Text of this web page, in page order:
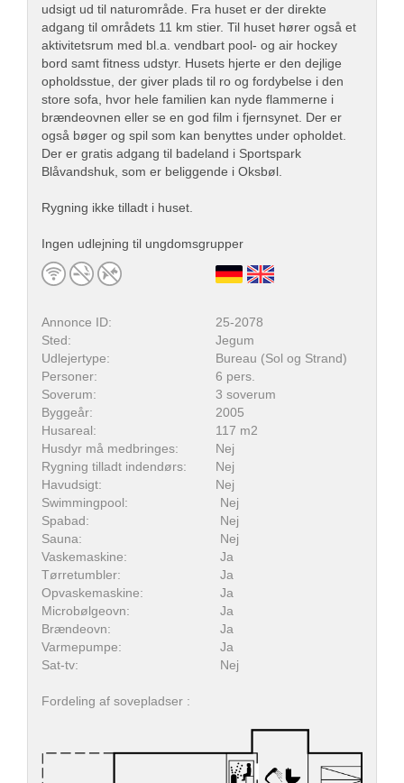
udsigt ud til naturområde. Fra huset er der direkte
adgang til områdets 11 km stier. Til huset hører også et
aktivitetsrum med bl.a. vendbart pool- og air hockey
bord samt fitness udstyr. Husets hjerte er den dejlige
opholdsstue, der giver plads til ro og fordybelse i den
store sofa, hvor hele familien kan nyde flammerne i
brændeovnen eller se en god film i fjernsynet. Der er
også bøger og spil som kan benyttes under opholdet.
Der er gratis adgang til badeland i Sportspark
Blåvandshuk, som er beliggende i Oksbøl.
Rygning ikke tilladt i huset.
Ingen udlejning til ungdomsgrupper
Annonce ID:
25-2078
Sted:
Jegum
Udlejertype:
Bureau (Sol og Strand)
Personer:
6 pers.
Soverum:
3 soverum
Byggeår:
2005
Husareal:
117 m2
Husdyr må medbringes:
Nej
Rygning tilladt indendørs:
Nej
Havudsigt:
Nej
Swimmingpool:
Nej
Spabad:
Nej
Sauna:
Nej
Vaskemaskine:
Ja
Tørretumbler:
Ja
Opvaskemaskine:
Ja
Microbølgeovn:
Ja
Brændeovn:
Ja
Varmepumpe:
Ja
Sat-tv:
Nej
Fordeling af sovepladser :